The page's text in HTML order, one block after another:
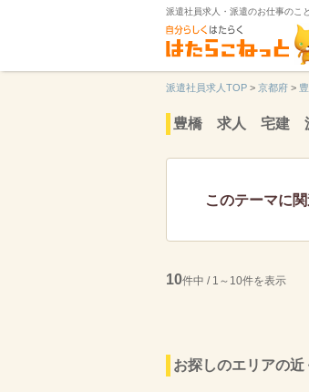
派遣社員求人・派遣のお仕事のこ
派遣社員求人TOP > 京都府 >
豊橋 求人 宅建
このテーマに
10件中 / 1～10件を表示
お探しのエリアの